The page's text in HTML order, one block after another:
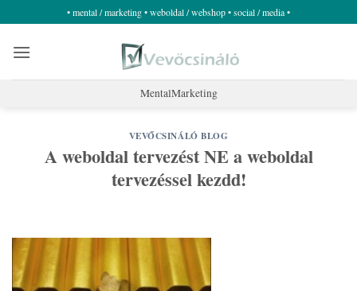
to
content
• mental / marketing • weboldal / webshop • social / media •
MentalMarketing
VEVŐCSINÁLÓ BLOG
A weboldal tervezést NE a weboldal
tervezéssel kezdd!